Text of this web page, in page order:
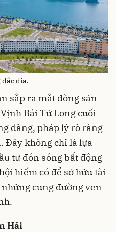
địa.
sắp ra mắt dòng sản
Bái Tử Long cuối
đãng, pháp lý rõ ràng
Đây không chỉ là lựa
tư đón sóng bất động
hiếm có để sở hữu tài
cung đường ven
Hải